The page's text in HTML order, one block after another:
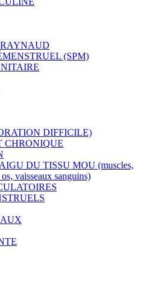
(SPM)
DIFFICILE)
CHRONIQUE
DU TISSU MOU (muscles,
vaisseaux sanguins)